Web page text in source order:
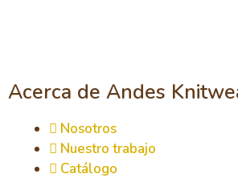
Acerca de Andes
Nosotros
Nuestro trabajo
Catálogo